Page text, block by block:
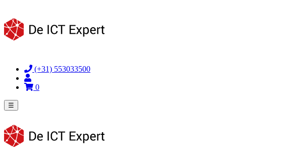
(+31) 553033500
0
☰